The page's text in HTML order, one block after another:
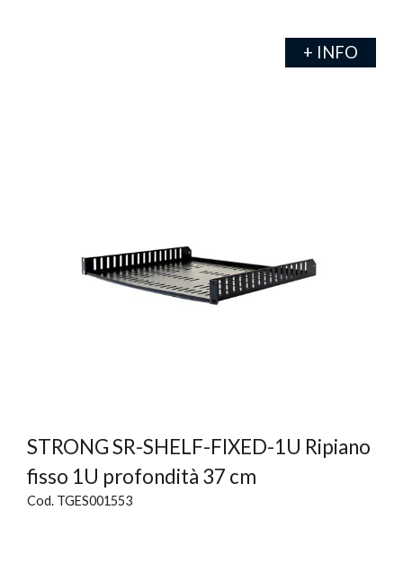
+ INFO
STRONG SR-SHELF-FIXED-1U Ripiano
fisso 1U profondità 37 cm
Cod. TGES001553